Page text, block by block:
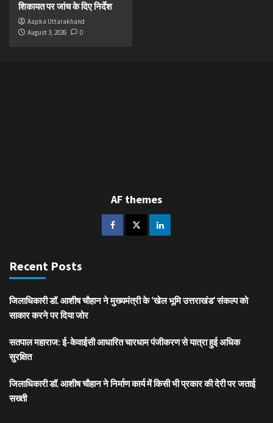
शिकायत पर जांच के दिए निर्देश
Aapka Uttarakhand
August 3, 2026
0
AF themes
Recent Posts
जिलाधिकारी डॉ. आशीष चौहान ने मुख्यमंत्री के ‘खेल भूमि उत्तराखंड’ संकल्प को
साकार करने पर दिया जोर
सतपाल महाराज: ई-केवाईसी आधारित चारधाम पंजीकरण से यात्रा हुई अधिक
सुरक्षित
जिलाधिकारी डॉ. आशीष चौहान ने निर्माण कार्य में किसी भी प्रकार की देरी पर जताई
सख्ती